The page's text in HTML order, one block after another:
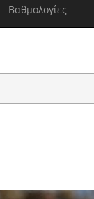
Βαθμολογίες